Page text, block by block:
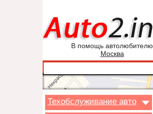
В помощь автолюбителю
Москва
Техобслуживание авто